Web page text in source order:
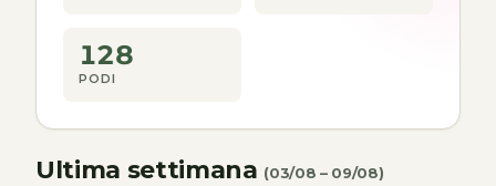
128
PODI
Ultima settimana (03/08 – 09/08)